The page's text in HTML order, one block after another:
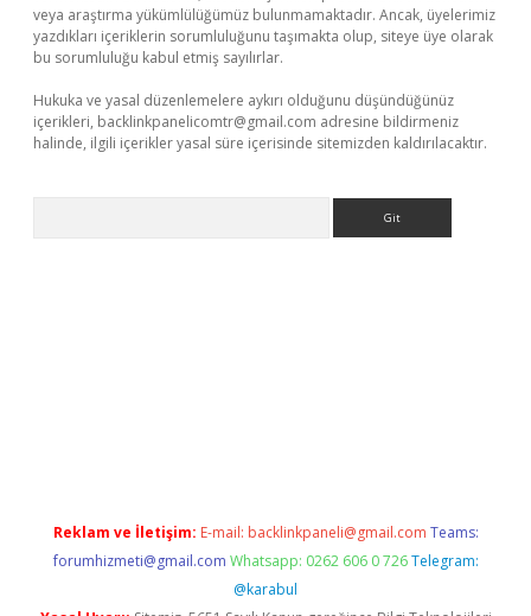
veya araştırma yükümlülüğümüz bulunmamaktadır. Ancak, üyelerimiz
yazdıkları içeriklerin sorumluluğunu taşımakta olup, siteye üye olarak
bu sorumluluğu kabul etmiş sayılırlar.
Hukuka ve yasal düzenlemelere aykırı olduğunu düşündüğünüz
içerikleri, backlinkpanelicomtr@gmail.com adresine bildirmeniz
halinde, ilgili içerikler yasal süre içerisinde sitemizden kaldırılacaktır.
Reklam ve İletişim: E-mail: backlinkpaneli@gmail.com Teams:
forumhizmeti@gmail.com Whatsapp: 0262 606 0 726 Telegram:
@karabul